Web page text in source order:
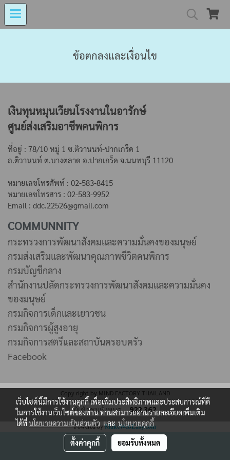
MIND MALL
Center for Persons with
ข้อตกลงและเงื่อนไข
เงินทุนหมุนเวียนโรงงานในอารักษ์
ศูนย์ส่งเสริมอาชีพคนพิการ
ที่อยู่ : 78/10 หมู่ 1 ซ.ติวานนท์-ปากเกร็ด 1
ถ.ติวานนท์ ต.บางตลาด อ.ปากเกร็ด จ.นนทบุรี 11120
หมายเลขโทรศัพท์ : 02-583-8415
หมายเลขโทรสาร : 02-583-9952
Email : ddc.22526@gmail.com
COMMUNNITY
กระทรวงการพัฒนาสังคมและความมั่นคงของมนุษย์
กรมส่งเสริมและพัฒนาคุณภาพชีวิตคนพิการ
กรมบัญชีกลาง
สำนักงานปลัดกระทรวงการพัฒนาสังคมและความมั่นคง
ของมนุษย์
กรมกิจการเด็กและเยาวชน
กรมกิจการผู้สูงอายุ
กรมกิจการสตรีและสถาบันครอบครัว
Facebook
Copy right by MIND FACTORY THAILAND
ผู้เข้าชมทั้งหมด 922,362
Powered byMakeWebEasy.com
เว็บไซต์นี้มีการใช้งานคุกกี้ เพื่อเพิ่มประสิทธิภาพและประสบการณ์ที่ดี
ในการใช้งานเว็บไซต์ของท่าน ท่านสามารถอ่านรายละเอียดเพิ่มเติม
ได้ที่นโยบายความเป็นส่วนตัว และ นโยบายคุกกี้
ตั้งค่าคุกกี้ ยอมรับทั้งหมด